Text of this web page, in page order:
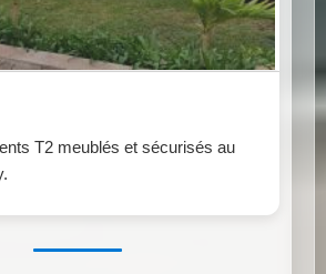
T2 meublés et sécurisés au